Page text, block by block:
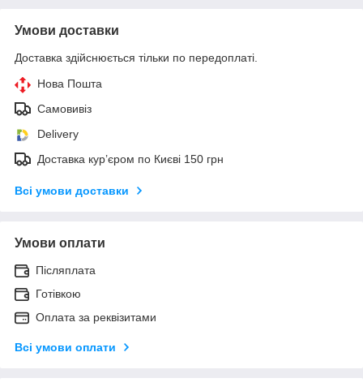
Умови доставки
Доставка здійснюється тільки по передоплаті.
Нова Пошта
Самовивіз
Delivery
Доставка кур’єром по Києві 150 грн
Всі умови доставки
Умови оплати
Післяплата
Готівкою
Оплата за реквізитами
Всі умови оплати